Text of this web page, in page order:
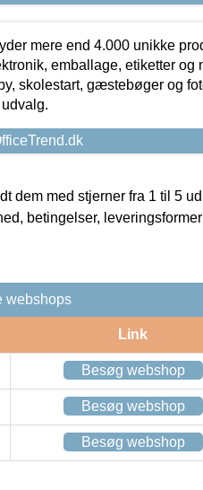
mere end 4.000 unikke
emballage, etiketter og
skolestart, gæstebøger og
dem med stjerner fra 1 til 5
betingelser,
webshops
Link
Besøg webshop
Besøg webshop
Besøg webshop